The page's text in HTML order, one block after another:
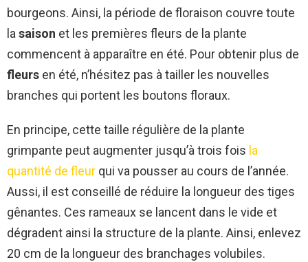
bourgeons. Ainsi, la période de floraison couvre toute
la saison et les premières fleurs de la plante
commencent à apparaître en été. Pour obtenir plus de
fleurs en été, n’hésitez pas à tailler les nouvelles
branches qui portent les boutons floraux.
En principe, cette taille régulière de la plante
grimpante peut augmenter jusqu’à trois fois la
quantité de fleur qui va pousser au cours de l’année.
Aussi, il est conseillé de réduire la longueur des tiges
gênantes. Ces rameaux se lancent dans le vide et
dégradent ainsi la structure de la plante. Ainsi, enlevez
20 cm de la longueur des branchages volubiles.